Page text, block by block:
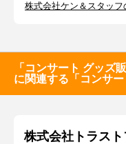
株式会社ケン＆スタッ
「コンサート グッズ
に関連する「コンサ
株式会社トラス